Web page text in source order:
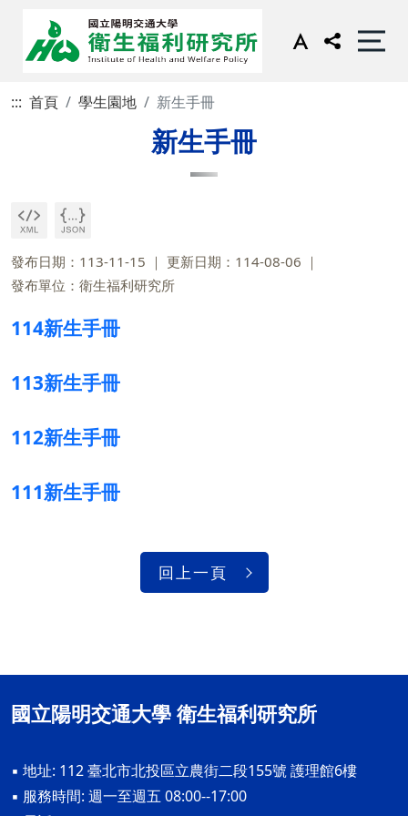
::: 首頁 學生園地 新生手冊
新生手冊
發布日期：113-11-15
更新日期：114-08-06
發布單位：衛生福利研究所
114新生手冊
113新生手冊
112新生手冊
111新生手冊
回上一頁
國立陽明交通大學 衛生福利研究所
▪ 地址: 112 臺北市北投區立農街二段155號 護理館6樓
▪ 服務時間: 週一至週五 08:00--17:00